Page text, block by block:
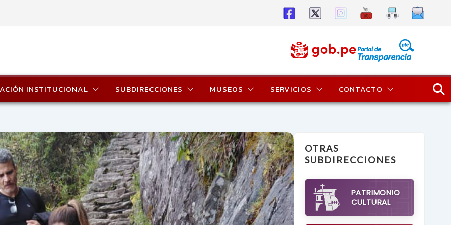
INSTITUCIONAL SUBDIRECCIONES MUSEOS SERVICIOS CONTACTO
OTRAS
SUBDIRECCIONES
PATRIMONIO
CULTURAL